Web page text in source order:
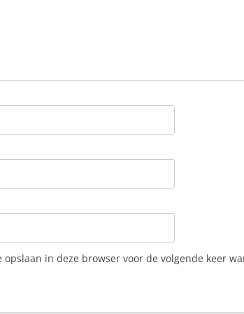
in deze browser voor de volgende keer